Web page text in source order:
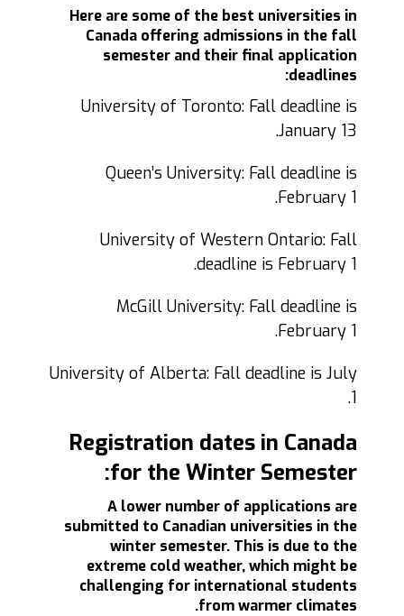
Here are some of the best universities in
Canada offering admissions in the fall
semester and their final application
deadlines:
University of Toronto: Fall deadline is
January 13.
Queen’s University: Fall deadline is
February 1.
University of Western Ontario: Fall
deadline is February 1.
McGill University: Fall deadline is
February 1.
University of Alberta: Fall deadline is July
1.
Registration dates in Canada
for the Winter Semester:
A lower number of applications are
submitted to Canadian universities in the
winter semester. This is due to the
extreme cold weather, which might be
challenging for international students
from warmer climates.